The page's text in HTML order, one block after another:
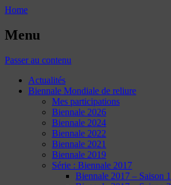
Home
Menu
Passer au contenu
Actualités
Biennale Mondiale de reliure
Mes participations
Biennale 2026
Biennale 2024
Biennale 2022
Biennale 2021
Biennale 2019
Série : Biennale 2017
Biennale 2017 – Saison 1